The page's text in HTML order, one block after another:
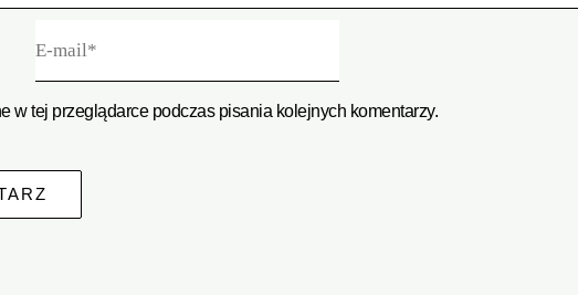
w tej przeglądarce podczas pisania kolejnych komentarzy.